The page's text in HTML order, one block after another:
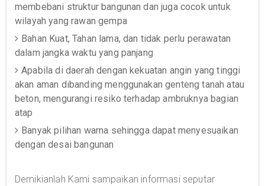
membebani struktur bangunan dan juga cocok untuk
wilayah yang rawan gempa
Bahan Kuat, Tahan lama, dan tidak perlu perawatan
dalam jangka waktu yang panjang
Apabila di daerah dengan kekuatan angin yang tinggi
akan aman dibanding menggunakan genteng tanah atau
beton, mengurangi resiko terhadap ambruknya bagian
atap
Banyak pilihan warna sehingga dapat menyesuaikan
dengan desai bangunan
Demikianlah Kami sampaikan informasi seputar